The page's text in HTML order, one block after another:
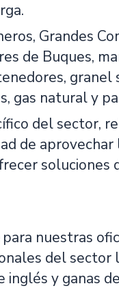
Grandes
de Buques,
granel
gas natural y
del sector,
de
soluciones
para nuestras
del sector
inglés y ganas